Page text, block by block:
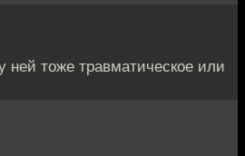
ней тоже травматическое или